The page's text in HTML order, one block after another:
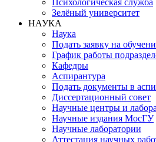
Психологическая служба
Зелёный университет
НАУКА
Наука
Подать заявку на
График работы
Кафедры
Аспирантура
Подать документы в
Диссертационный совет
Научные центры и
Научные издания МосГУ
Научные лаборатории
Аттестация научных